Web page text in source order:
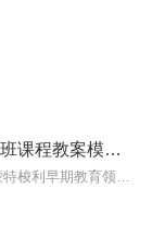
早教中心教案：蒙氏生活感官班课程教案模板范文